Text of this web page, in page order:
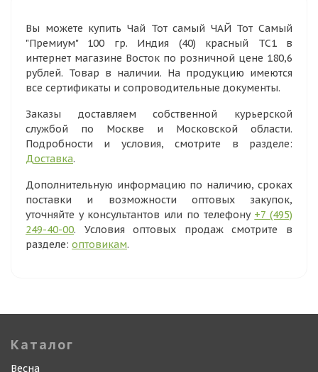
Вы можете купить Чай Тот самый ЧАЙ Тот Самый
"Премиум" 100 гр. Индия (40) красный ТС1 в
интернет магазине Восток по розничной цене 180,6
рублей. Товар в наличии. На продукцию имеются
все сертификаты и сопроводительные документы.
Заказы доставляем собственной курьерской
службой по Москве и Московской области.
Подробности и условия, смотрите в разделе:
Доставка.
Дополнительную информацию по наличию, сроках
поставки и возможности оптовых закупок,
уточняйте у консультантов или по телефону +7 (495)
249-40-00. Условия оптовых продаж смотрите в
разделе: оптовикам.
Каталог
Весна